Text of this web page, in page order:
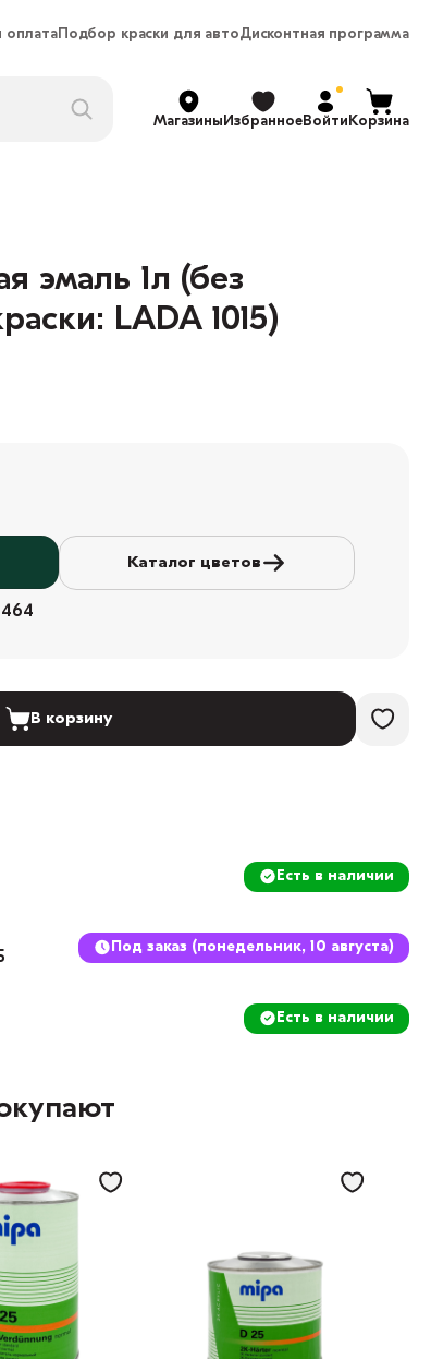
оплатаПодбор краски для автоДисконтная программа
МагазиныИзбранноеВойтиКорзина
эмаль 1л (без
LADA 1015)
Каталог цветов
В корзину
Есть в наличии
Под заказ (понедельник, 10 августа)
Есть в наличии